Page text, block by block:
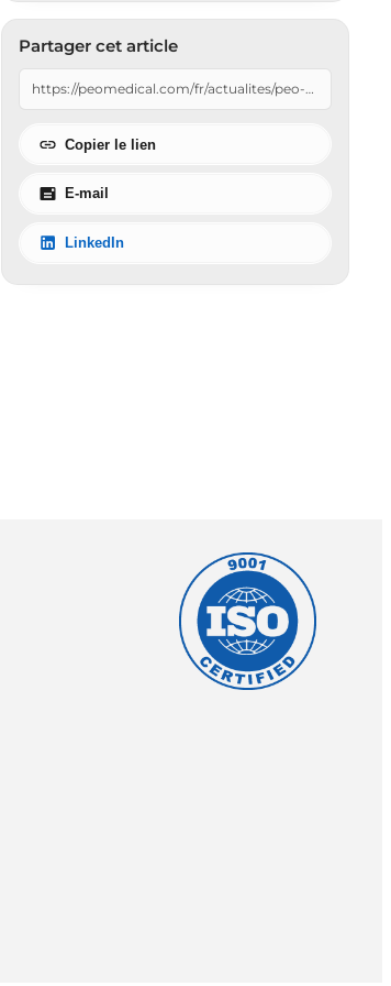
Partager cet article
Copier le lien
E-mail
LinkedIn